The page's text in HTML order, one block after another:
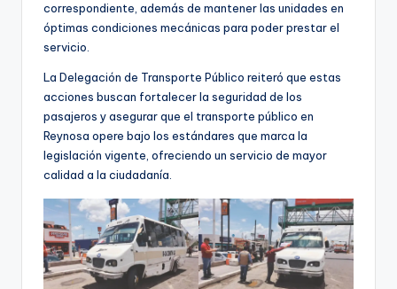
correspondiente, además de mantener las unidades en
óptimas condiciones mecánicas para poder prestar el
servicio.
La Delegación de Transporte Público reiteró que estas
acciones buscan fortalecer la seguridad de los
pasajeros y asegurar que el transporte público en
Reynosa opere bajo los estándares que marca la
legislación vigente, ofreciendo un servicio de mayor
calidad a la ciudadanía.